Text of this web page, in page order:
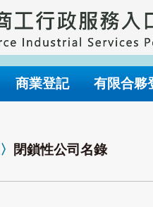
商業登記 有限合夥
〉 閉鎖性公司名錄